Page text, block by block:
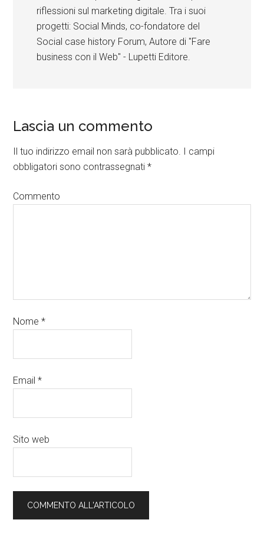
riflessioni sul marketing digitale. Tra i suoi
progetti: Social Minds, co-fondatore del
Social case history Forum, Autore di "Fare
business con il Web" - Lupetti Editore.
Lascia un commento
Il tuo indirizzo email non sarà pubblicato. I campi
obbligatori sono contrassegnati*
Commento
Nome*
Email*
Sito web